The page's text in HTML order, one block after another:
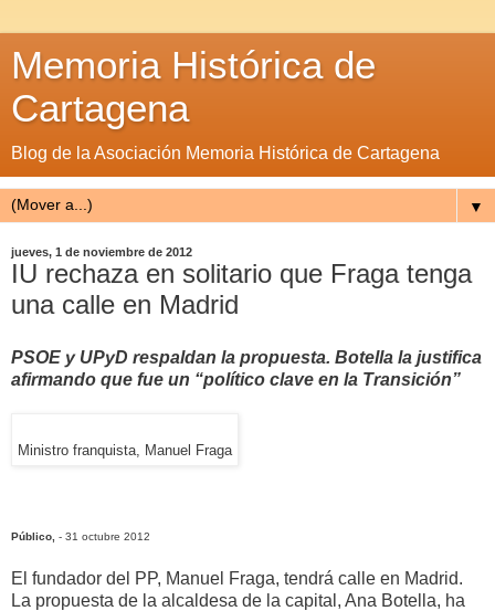
Memoria Histórica de
Cartagena
Blog de la Asociación Memoria Histórica de Cartagena
▼
jueves, 1 de noviembre de 2012
IU rechaza en solitario que Fraga tenga
una calle en Madrid
PSOE y UPyD respaldan la propuesta. Botella la justifica
afirmando que fue un “político clave en la Transición”
Ministro franquista, Manuel Fraga
Público, - 31 octubre 2012
El fundador del PP, Manuel Fraga, tendrá calle en Madrid.
La propuesta de la alcaldesa de la capital, Ana Botella, ha